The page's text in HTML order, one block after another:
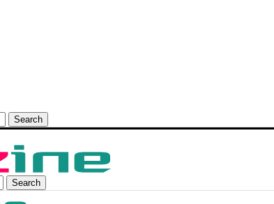
Search
Search